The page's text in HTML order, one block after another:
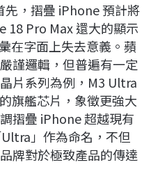
先，摺疊 iPhone 預計將
18 Pro Max 還大的顯示
在字面上失去意義。蘋
謹邏輯，但普遍有一定
片系列為例，M3 Ultra
旗艦芯片，象徵更強大
摺疊 iPhone 超越現有
」作為命名，不但
牌對於極致產品的傳達